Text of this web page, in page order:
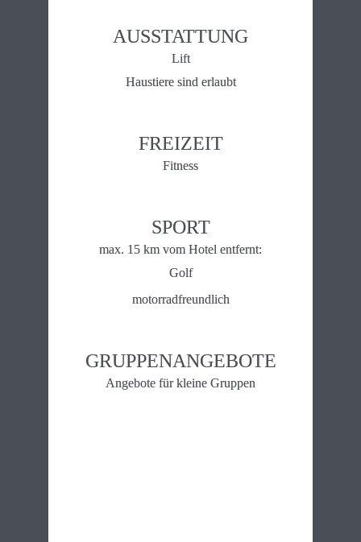
AUSSTATTUNG
Lift
Haustiere sind erlaubt
FREIZEIT
Fitness
SPORT
max. 15 km vom Hotel entfernt:
Golf
motorradfreundlich
GRUPPENANGEBOTE
Angebote für kleine Gruppen